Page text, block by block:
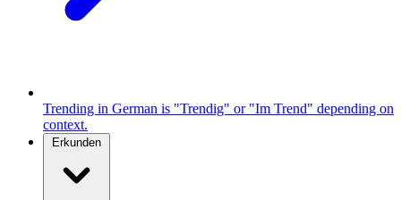
Trending in German is "Trendig" or "Im Trend" depending on
context.
Erkunden